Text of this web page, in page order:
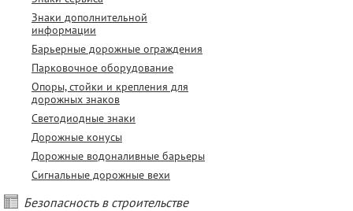
Знаки дополнительной
информации
Барьерные дорожные ограждения
Парковочное оборудование
Опоры, стойки и крепления для
дорожных знаков
Светодиодные знаки
Дорожные конусы
Дорожные водоналивные барьеры
Сигнальные дорожные вехи
Безопасность в строительстве